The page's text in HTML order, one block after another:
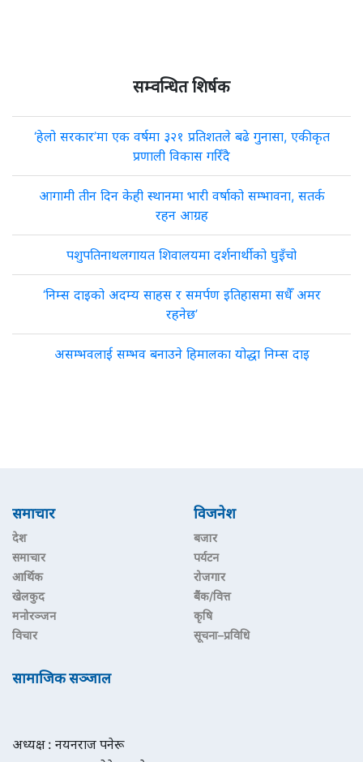
सम्वन्धित शिर्षक
‘हेलो सरकार’मा एक वर्षमा ३२१ प्रतिशतले बढे गुनासा, एकीकृत
प्रणाली विकास गरिँदै
आगामी तीन दिन केही स्थानमा भारी वर्षाको सम्भावना, सतर्क
रहन आग्रह
पशुपतिनाथलगायत शिवालयमा दर्शनार्थीको घुइँचो
‘निम्स दाइको अदम्य साहस र समर्पण इतिहासमा सधैँ अमर
रहनेछ’
असम्भवलाई सम्भव बनाउने हिमालका योद्धा निम्स दाइ
समाचार
देश
समाचार
आर्थिक
खेलकुद
मनोरञ्जन
विचार
विजनेश
बजार
पर्यटन
रोजगार
बैंक/वित्त
कृषि
सूचना–प्रविधि
सामाजिक सञ्जाल
अध्यक्ष : नयनराज पनेरू